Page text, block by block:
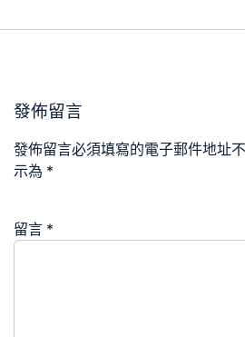
發佈留言
發佈留言必須填寫的電子郵件地址
示為 *
留言 *